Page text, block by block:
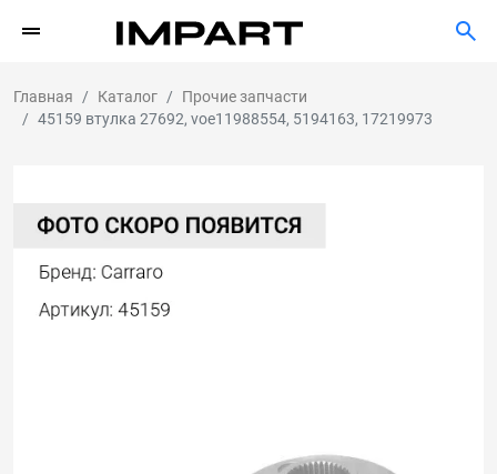
Главная Каталог
Прочие запчасти
45159 втулка 27692, voe11988554, 5194163, 17219973